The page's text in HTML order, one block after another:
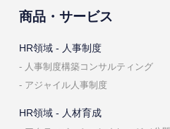
商品・サービス
HR領域 - ⼈事制度
⼈事制度構築コンサルティング
アジャイル⼈事制度
HR領域 - ⼈材育成